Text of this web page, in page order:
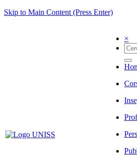
Skip to Main Content (Press Enter)
×